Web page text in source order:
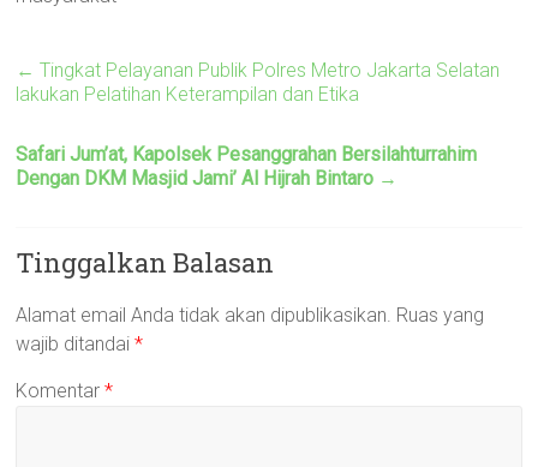
← Tingkat Pelayanan Publik Polres Metro Jakarta Selatan
lakukan Pelatihan Keterampilan dan Etika
Safari Jum’at, Kapolsek Pesanggrahan Bersilahturrahim
Dengan DKM Masjid Jami’ Al Hijrah Bintaro →
Tinggalkan Balasan
Alamat email Anda tidak akan dipublikasikan. Ruas yang
wajib ditandai*
Komentar*